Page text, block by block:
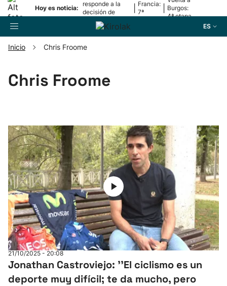
Hoy es noticia:
responde a la
decisión de
Oriamendi
Francia:
7ª
Burgos:
4ª etapa
ES
Pelota
Remo
Baloncesto
Ciclismo
Herri-kirolak
Balonmano
Inicio Chris Froome
Chris Froome
21/10/2025 - 20:08
Jonathan Castroviejo: ''El ciclismo es un
deporte muy difícil; te da mucho, pero